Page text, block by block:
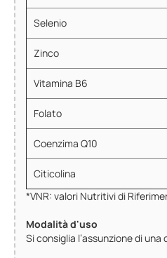
Selenio
Zinco
Vitamina B6
Folato
Coenzima Q10
Citicolina
*VNR: valori Nutritivi di
Modalità d'uso
Si consiglia l’assunzione di